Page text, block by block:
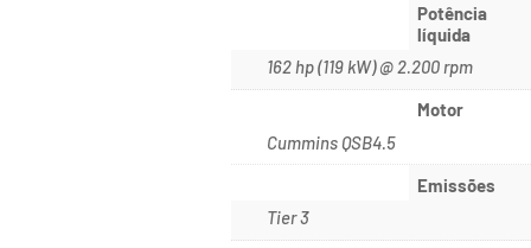
Potência
líquida
162 hp (119 kW) @ 2.200 rpm
Motor
Cummins QSB4.5
Emissões
Tier 3